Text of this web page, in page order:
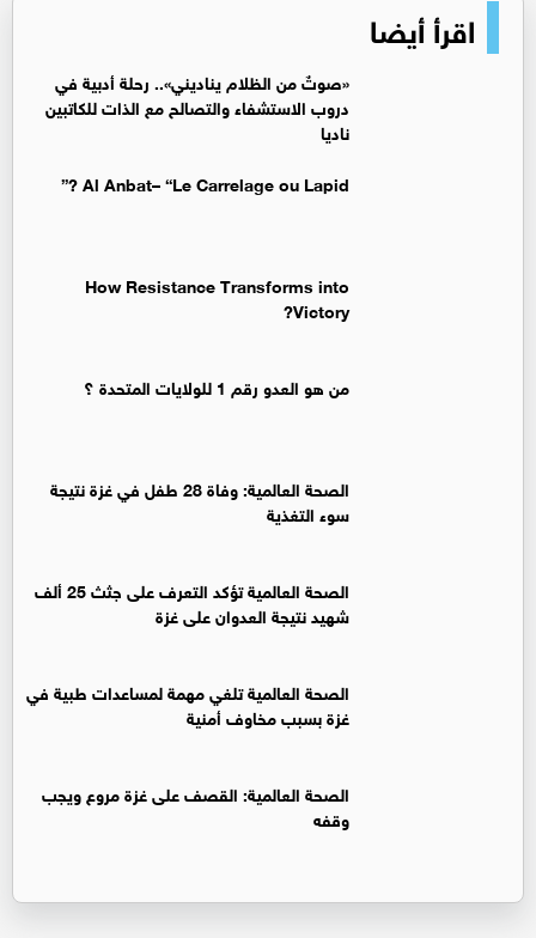
اقرأ أيضا
«صوتٌ من الظلام يناديني».. رحلة أدبية في
دروب الاستشفاء والتصالح مع الذات للكاتبين
ناديا
Al Anbat– “Le Carrelage ou Lapid ?”
How Resistance Transforms into
Victory?
من هو العدو رقم 1 للولايات المتحدة ؟
الصحة العالمية: وفاة 28 طفل في غزة نتيجة
سوء التغذية
الصحة العالمية تؤكد التعرف على جثث 25 ألف
شهيد نتيجة العدوان على غزة
الصحة العالمية تلغي مهمة لمساعدات طبية في
غزة بسبب مخاوف أمنية
الصحة العالمية: القصف على غزة مروع ويجب
وقفه